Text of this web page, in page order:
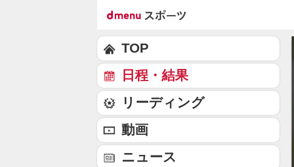
TOP
日程・結果
リーディング
動画
ニュース